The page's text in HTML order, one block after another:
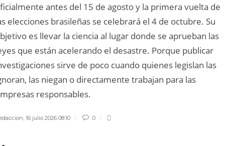
antes del 15 de agosto y la primera vuelta de
elecciones brasileñas se celebrará el 4 de octubre. Su
es llevar la ciencia al lugar donde se aprueban las
que están acelerando el desastre. Porque publicar
sirve de poco cuando quienes legislan las
las niegan o directamente trabajan para las
responsables.
, 16 julio 2026 08:10 0